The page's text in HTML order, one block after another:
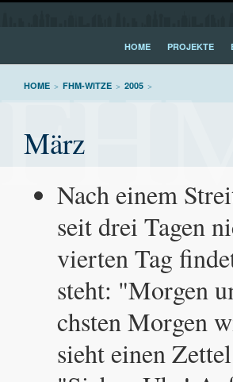
HOME PROJEKTE
HOME > FHM-WITZE > 2005 >
März
Nach einem
seit drei Tagen
vierten Tag
steht: "Morgen
chsten Morgen
sieht einen